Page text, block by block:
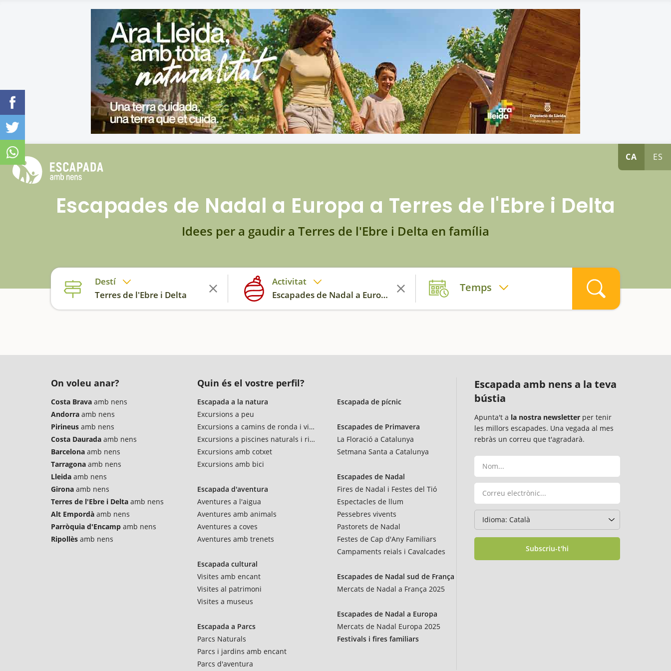
CA ES
Escapades de Nadal a Europa a Terres de l'Ebre i Delta
Idees per a gaudir a Terres de l'Ebre i Delta en família
Destí
Terres de l'Ebre i Delta
Activitat
Escapades de Nadal a Europa
Temps
On voleu anar?
Costa Brava amb nens
Andorra amb nens
Pirineus amb nens
Costa Daurada amb nens
Barcelona amb nens
Tarragona amb nens
Lleida amb nens
Girona amb nens
Terres de l'Ebre i Delta amb nens
Alt Empordà amb nens
Parròquia d'Encamp amb nens
Ripollès amb nens
Quin és el vostre perfil?
Escapada a la natura
Excursions a peu
Excursions a camins de ronda i vies verdes
Excursions a piscines naturals i rius
Excursions amb cotxet
Excursions amb bici
Escapada d'aventura
Aventures a l'aigua
Aventures amb animals
Aventures a coves
Aventures amb trenets
Escapada cultural
Visites amb encant
Visites al patrimoni
Visites a museus
Escapada a Parcs
Parcs Naturals
Parcs i jardins amb encant
Parcs d'aventura
Escapada de pícnic
Escapades de Primavera
La Floració a Catalunya
Setmana Santa a Catalunya
Escapades de Nadal
Fires de Nadal i Festes del Tió
Espectacles de llum
Pessebres vivents
Pastorets de Nadal
Festes de Cap d'Any Familiars
Campaments reials i Cavalcades
Escapades de Nadal sud de França
Mercats de Nadal a França 2025
Escapades de Nadal a Europa
Mercats de Nadal Europa 2025
Festivals i fires familiars
Escapada amb nens a la teva
bústia
Apunta't a la nostra newsletter per tenir
les millors escapades. Una vegada al mes
rebràs un correu que t'agradarà.
Subscriu-t'hi